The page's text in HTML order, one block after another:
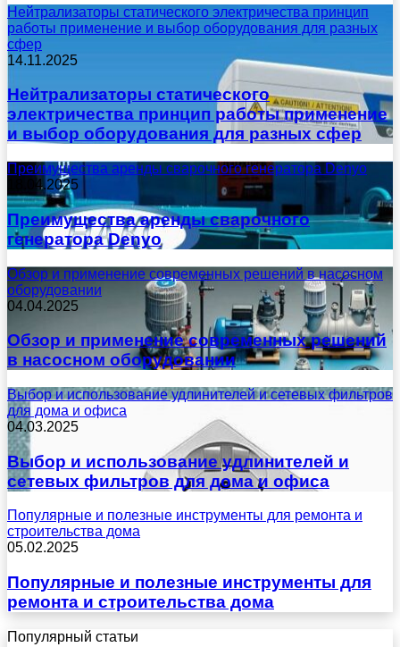
Нейтрализаторы статического электричества принцип
работы применение и выбор оборудования для разных
сфер
14.11.2025
Нейтрализаторы статического
электричества принцип работы применение
и выбор оборудования для разных сфер
Преимущества аренды сварочного генератора Denyo
18.04.2025
Преимущества аренды сварочного
генератора Denyo
Обзор и применение современных решений в насосном
оборудовании
04.04.2025
Обзор и применение современных решений
в насосном оборудовании
Выбор и использование удлинителей и сетевых фильтров
для дома и офиса
04.03.2025
Выбор и использование удлинителей и
сетевых фильтров для дома и офиса
Популярные и полезные инструменты для ремонта и
строительства дома
05.02.2025
Популярные и полезные инструменты для
ремонта и строительства дома
Популярный статьи